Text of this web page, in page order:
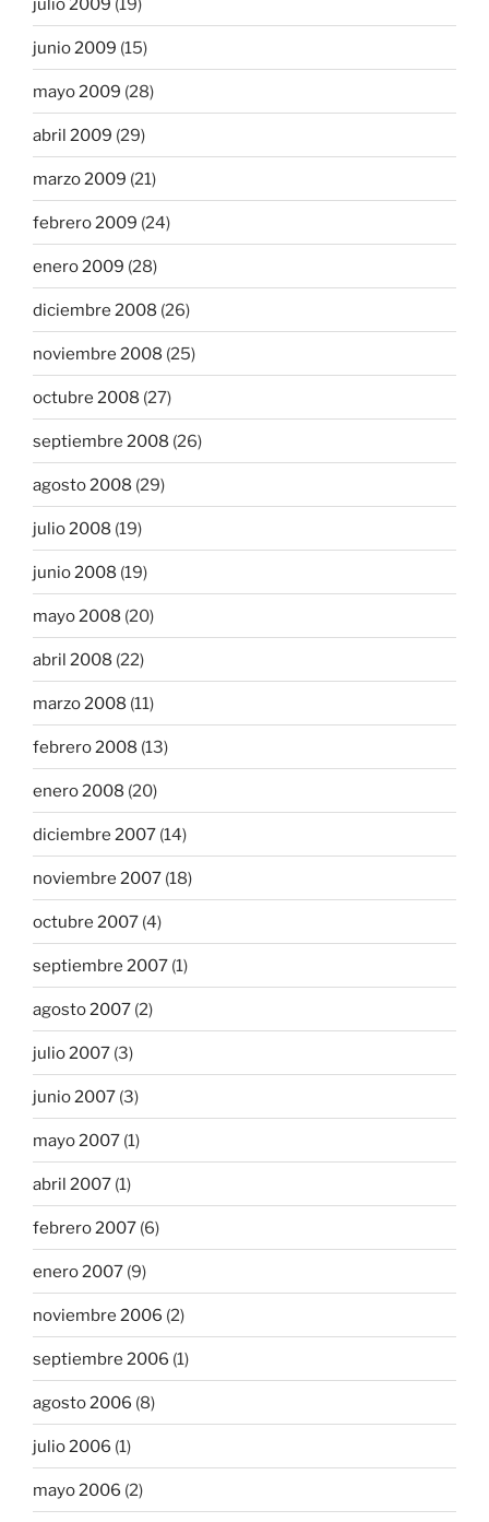
julio 2009 (19)
junio 2009 (15)
mayo 2009 (28)
abril 2009 (29)
marzo 2009 (21)
febrero 2009 (24)
enero 2009 (28)
diciembre 2008 (26)
noviembre 2008 (25)
octubre 2008 (27)
septiembre 2008 (26)
agosto 2008 (29)
julio 2008 (19)
junio 2008 (19)
mayo 2008 (20)
abril 2008 (22)
marzo 2008 (11)
febrero 2008 (13)
enero 2008 (20)
diciembre 2007 (14)
noviembre 2007 (18)
octubre 2007 (4)
septiembre 2007 (1)
agosto 2007 (2)
julio 2007 (3)
junio 2007 (3)
mayo 2007 (1)
abril 2007 (1)
febrero 2007 (6)
enero 2007 (9)
noviembre 2006 (2)
septiembre 2006 (1)
agosto 2006 (8)
julio 2006 (1)
mayo 2006 (2)